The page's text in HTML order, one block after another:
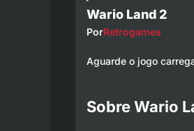
Wario Land 2
PorRetrogames
Aguarde o jogo
Sobre Wario